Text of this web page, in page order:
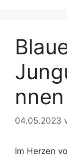
nnen
04.05.2023
Im Herzen